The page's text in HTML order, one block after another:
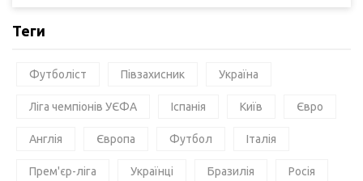
Теги
Футболіст Півзахисник Україна
Ліга чемпіонів УЄФА Іспанія Київ Євро
Англія Європа Футбол Італія
Прем'єр-ліга Українці Бразилія Росія